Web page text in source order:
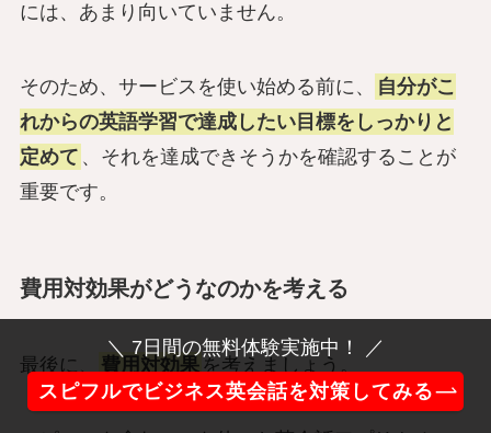
には、あまり向いていません。
そのため、サービスを使い始める前に、
自分がこ
れからの英語学習で達成したい目標をしっかりと
定めて 、それを達成できそうかを確認することが
重要です。
費用対効果がどうなのかを考える
最後に、 費用対効果を考えましょう。
＼ 7日間の無料体験実施中！ ／
スピフルでビジネス英会話を対策してみる